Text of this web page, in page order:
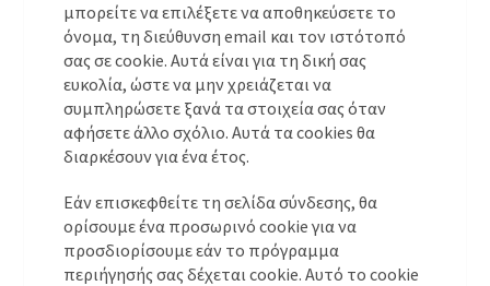
μπορείτε να επιλέξετε να αποθηκεύσετε το
όνομα, τη διεύθυνση email και τον ιστότοπό
σας σε cookie. Αυτά είναι για τη δική σας
ευκολία, ώστε να μην χρειάζεται να
συμπληρώσετε ξανά τα στοιχεία σας όταν
αφήσετε άλλο σχόλιο. Αυτά τα cookies θα
διαρκέσουν για ένα έτος.
Εάν επισκεφθείτε τη σελίδα σύνδεσης, θα
ορίσουμε ένα προσωρινό cookie για να
προσδιορίσουμε εάν το πρόγραμμα
περιήγησής σας δέχεται cookie. Αυτό το cookie